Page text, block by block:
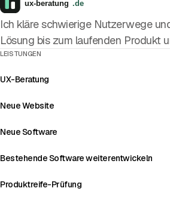
Ich kläre schwierige Nutzerwege
Lösung bis zum laufenden Produkt
LEISTUNGEN
UX-Beratung
Neue Website
Neue Software
Bestehende Software weiterentwickeln
Produktreife-Prüfung